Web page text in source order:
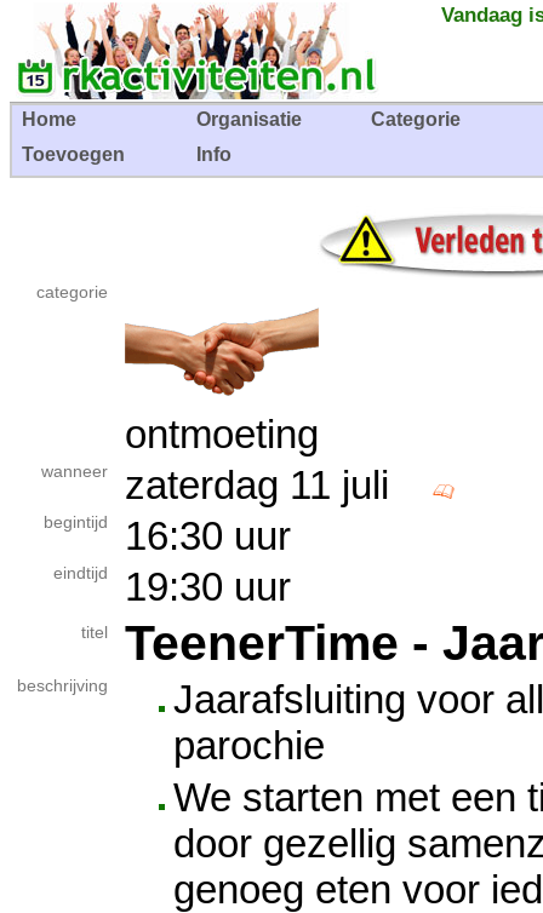
Vandaag
Home Organisatie
Categorie
Toevoegen
Info
categorie
ontmoeting
wanneer zaterdag 11 juli
begintijd 16:30 uur
eindtijd 19:30 uur
titel TeenerTime -
beschrijving
Jaarafsluiting voor
parochie
We starten met een
door gezellig
genoeg eten voor